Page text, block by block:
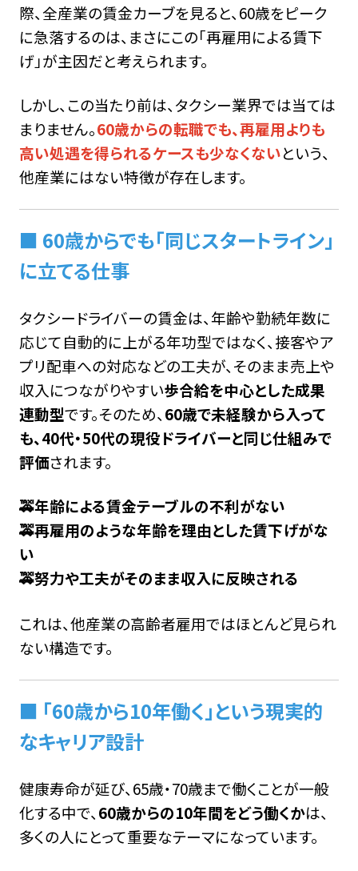
際、全産業の賃金カーブを見ると、60歳をピーク
に急落するのは、まさにこの「再雇用による賃下
げ」が主因だと考えられます。
しかし、この当たり前は、タクシー業界では当ては
まりません。60歳からの転職でも、再雇用よりも
高い処遇を得られるケースも少なくないという、
他産業にはない特徴が存在します。
■ 60歳からでも「同じスタートライン」
に立てる仕事
タクシードライバーの賃金は、年齢や勤続年数に
応じて自動的に上がる年功型ではなく、接客やア
プリ配車への対応などの工夫が、そのまま売上や
収入につながりやすい歩合給を中心とした成果
連動型です。そのため、60歳で未経験から入って
も、40代・50代の現役ドライバーと同じ仕組みで
評価されます。
🚕年齢による賃金テーブルの不利がない
🚕再雇用のような年齢を理由とした賃下げがな
い
🚕努力や工夫がそのまま収入に反映される
これは、他産業の高齢者雇用ではほとんど見られ
ない構造です。
■ 「60歳から10年働く」という現実的
なキャリア設計
健康寿命が延び、65歳・70歳まで働くことが一般
化する中で、60歳からの10年間をどう働くかは、
多くの人にとって重要なテーマになっています。